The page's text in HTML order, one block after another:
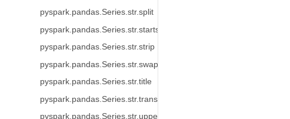
pyspark.pandas.Series.str.split
pyspark.pandas.Series.str.startswith
pyspark.pandas.Series.str.strip
pyspark.pandas.Series.str.swapcase
pyspark.pandas.Series.str.title
pyspark.pandas.Series.str.translate
pyspark.pandas.Series.str.upper